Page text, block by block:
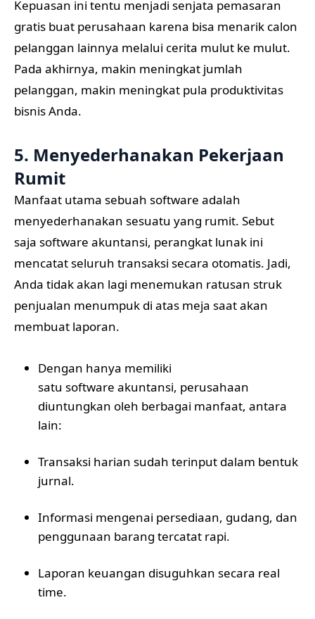
Kepuasan ini tentu menjadi senjata pemasaran
gratis buat perusahaan karena bisa menarik calon
pelanggan lainnya melalui cerita mulut ke mulut.
Pada akhirnya, makin meningkat jumlah
pelanggan, makin meningkat pula produktivitas
bisnis Anda.
5. Menyederhanakan Pekerjaan
Rumit
Manfaat utama sebuah software adalah
menyederhanakan sesuatu yang rumit. Sebut
saja software akuntansi, perangkat lunak ini
mencatat seluruh transaksi secara otomatis. Jadi,
Anda tidak akan lagi menemukan ratusan struk
penjualan menumpuk di atas meja saat akan
membuat laporan.
Dengan hanya memiliki
satu software akuntansi, perusahaan
diuntungkan oleh berbagai manfaat, antara
lain:
Transaksi harian sudah terinput dalam bentuk
jurnal.
Informasi mengenai persediaan, gudang, dan
penggunaan barang tercatat rapi.
Laporan keuangan disuguhkan secara real
time.